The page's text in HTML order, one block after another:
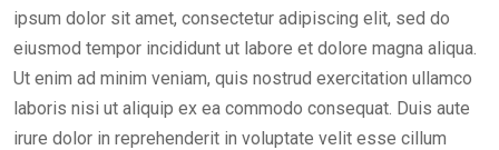
ipsum dolor sit amet, consectetur adipiscing elit, sed do
eiusmod tempor incididunt ut labore et dolore magna aliqua.
Ut enim ad minim veniam, quis nostrud exercitation ullamco
laboris nisi ut aliquip ex ea commodo consequat. Duis aute
irure dolor in reprehenderit in voluptate velit esse cillum